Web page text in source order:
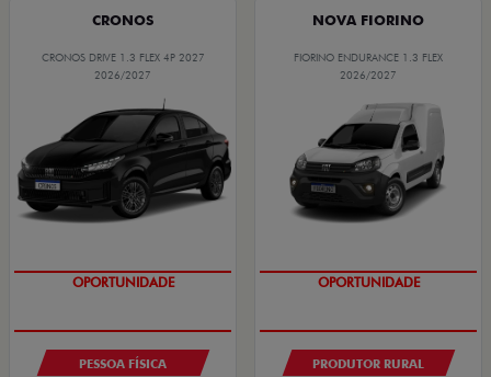
CRONOS
CRONOS DRIVE 1.3 FLEX 4P 2027
2026/2027
OPORTUNIDADE
PESSOA FÍSICA
NOVA FIORINO
FIORINO ENDURANCE 1.3 FLEX
2026/2027
OPORTUNIDADE
PRODUTOR RURAL